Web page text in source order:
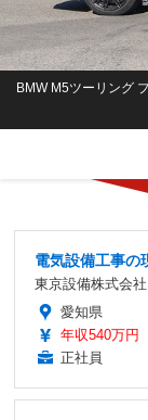
BMW M5ツーリング
電気設備工事の
東京設備株式会社
愛知県
年収540万円
正社員